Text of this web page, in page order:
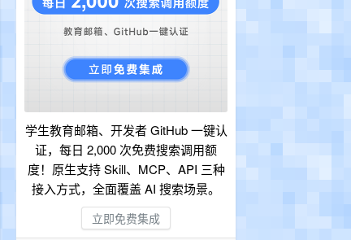
学生教育邮箱、开发者 GitHub 一键认
证，每日 2,000 次免费搜索调用额
度！原生支持 Skill、MCP、API 三种
接入方式，全面覆盖 AI 搜索场景。
立即免费集成